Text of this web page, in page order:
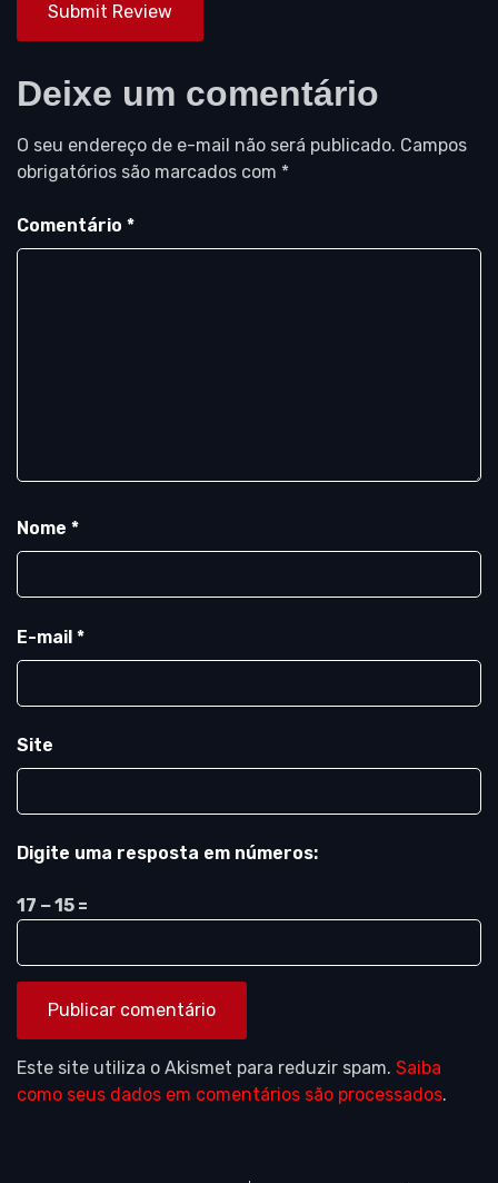
Submit Review
Deixe um comentário
O seu endereço de e-mail não será publicado. Campos
obrigatórios são marcados com *
Comentário *
Nome *
E-mail *
Site
Digite uma resposta em números:
17 − 15 =
Este site utiliza o Akismet para reduzir spam. Saiba
como seus dados em comentários são processados.